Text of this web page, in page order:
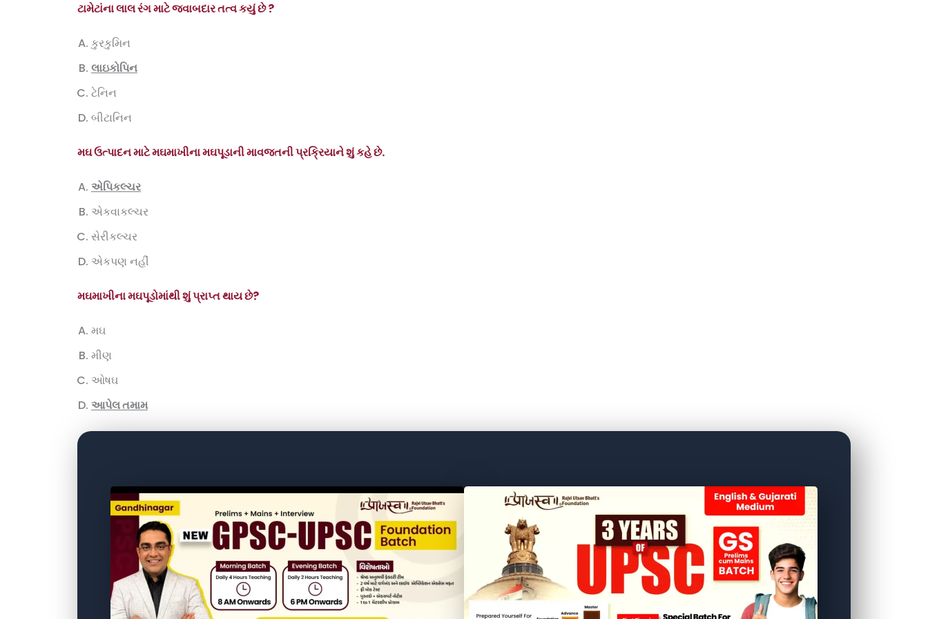
ટામેટાંના લાલ રંગ માટે જવાબદાર તત્વ કયું છે?
કુરકુમિન
લાઇકોપિન
ટેનિન
બીટાનિન
મઘ ઉત્પાદન માટે મઘમાખીના મઘપૂડાની માવજતની પ્રક્રિયાને શું કહે છે.
એપિકલ્ચર
એકવાકલ્ચર
સેરીકલ્ચર
એકપણ નહીં
મઘમાખીના મઘપૂડોમાંથી શું પ્રાપ્ત થાય છે?
મઘ
મીણ
ઓષઘ
આપેલ તમામ